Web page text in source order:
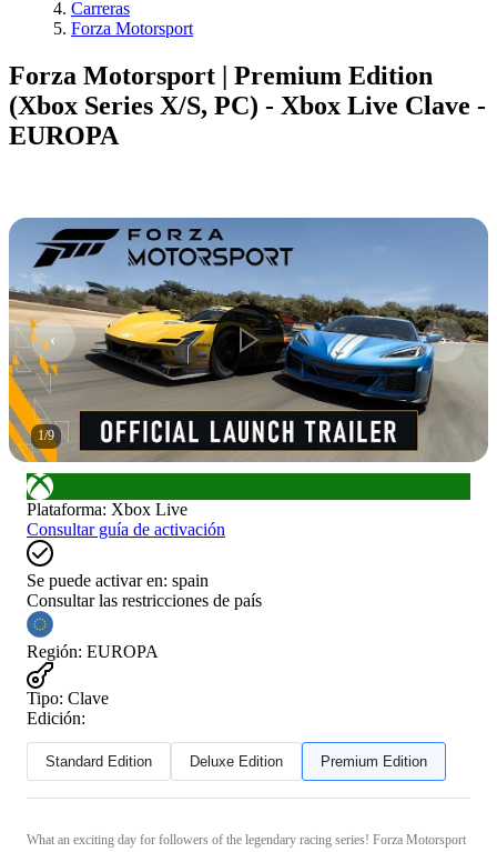
Carreras
Forza Motorsport
Forza Motorsport | Premium Edition
(Xbox Series X/S, PC) - Xbox Live Clave -
EUROPA
1/9
Plataforma: Xbox Live
Consultar guía de activación
Se puede activar en: spain
Consultar las restricciones de país
Región: EUROPA
Tipo: Clave
Edición:
Standard Edition Deluxe Edition Premium Edition
What an exciting day for followers of the legendary racing series! Forza Motorsport